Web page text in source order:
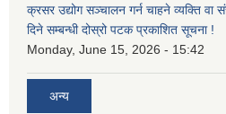
क्रसर उद्योग सञ्चालन गर्न चाहने व्यक्ति वा
दिने सम्बन्धी दोस्रो पटक प्रकाशित सूचना !
Monday, June 15, 2026 - 15:42
अन्य